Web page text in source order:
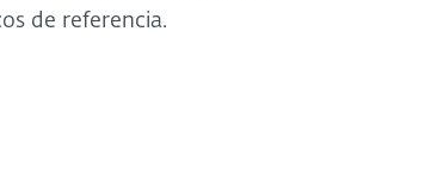
de referencia.